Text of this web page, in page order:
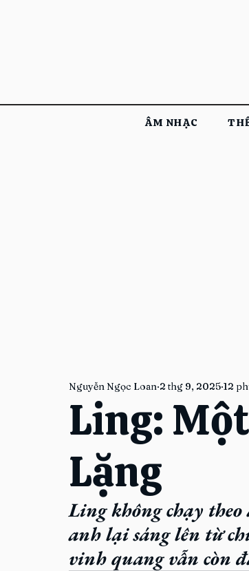
ÂM NHẠC
Ling:
Lặng
Nguyễn Ngọc Loan 2 thg 9, 2025 12
Ling không chạy
anh lại sáng lên từ
vinh quang vẫn còn